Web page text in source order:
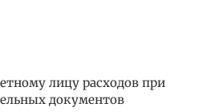
лицу расходов при
документов